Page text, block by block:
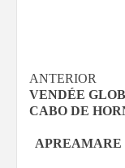
de
entradas
ANTERIOR
VENDÉE
CABO DE
APREAMARE